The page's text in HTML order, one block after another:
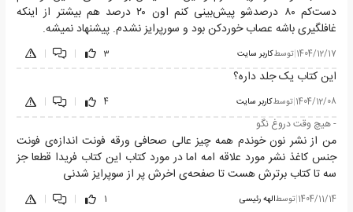
دست‌کم ۸۰ درصدشو پیش‌بینی کنم اون ۲۰ درصد هم بیشتر از اینکه
غافلگیری باشه عصاب خوردکن بود و سورپرایز نشدم. پیشنهاد نمیشه.
1404/12/17
|توسطکاربر سایت 3
|
|
این کتاب یک جلد داره؟
1404/12/08
|توسطکاربر سایت 4
|
|
- هیچ وقت دروغ نگو
من از نشر نون‌ خوندم همه چیز عالی صحافی ورقه فونت اندازه‌ی فونت
جنس کاغذ نشر مورد علاقه امه اما در مورد کتاب این کتاب فریدا قطعا جز
سه تا کتاب برترش هست تا صفحه‌ی اخرش پر از سوپرایز شدنی
1404/11/14
|توسطالهه رئیسی 1
|
|